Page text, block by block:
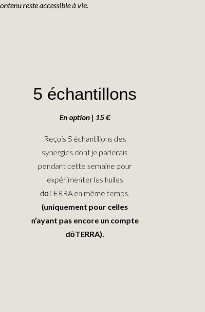
reste accessible à vie.
5 échantillons
En option | 15 €
Reçois 5 échantillons des
synergies dont je parlerais
pendant cette semaine pour
expérimenter les huiles
dōTERRA en même temps.
(uniquement pour celles
n’ayant pas encore un compte
dōTERRA).